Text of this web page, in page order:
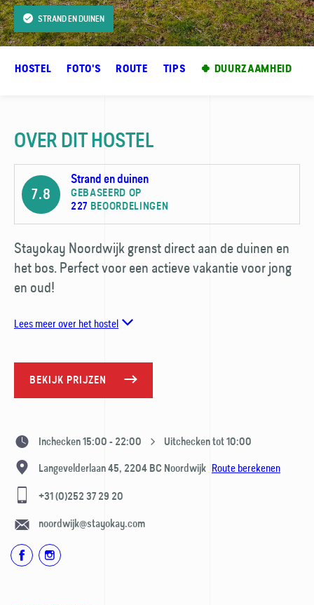
STRAND EN DUINEN
HOSTEL FOTO'S ROUTE TIPS 🍀 DUURZAAMHEID
OVER DIT HOSTEL
7.8
Strand en duinen
GEBASEERD OP
227 BEOORDELINGEN
Stayokay Noordwijk grenst direct aan de duinen en
het bos. Perfect voor een actieve vakantie voor jong
en oud!
Lees meer over het hostel
BEKIJK PRIJZEN
Inchecken 15:00 - 22:00 Uitchecken tot 10:00
Langevelderlaan 45, 2204 BC Noordwijk Route berekenen
+31 (0)252 37 29 20
noordwijk@stayokay.com